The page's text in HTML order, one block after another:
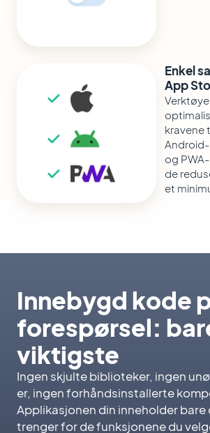
Enkel
App
kravene
og
de
et
Innebygd kode
forespørsel:
viktigste
Ingen skjulte biblioteker, ingen
er, ingen forhåndsinstallerte
Applikasjonen din inneholder bare
trenger for de funksjonene du